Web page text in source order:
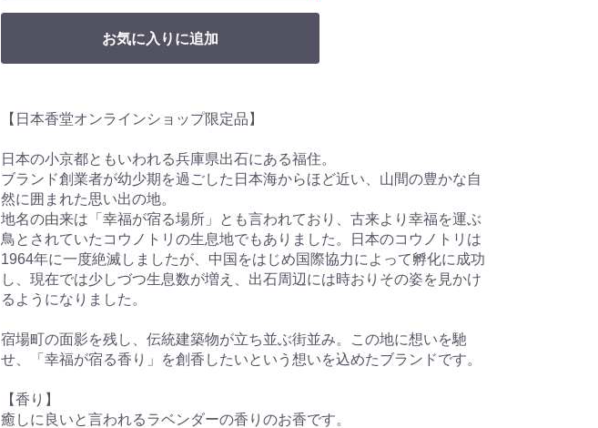
お気に入りに追加
【日本香堂オンラインショップ限定品】
日本の小京都ともいわれる兵庫県出石にある福住。
ブランド創業者が幼少期を過ごした日本海からほど近い、山間の豊かな自
然に囲まれた思い出の地。
地名の由来は「幸福が宿る場所」とも言われており、古来より幸福を運ぶ
鳥とされていたコウノトリの生息地でもありました。日本のコウノトリは
1964年に一度絶滅しましたが、中国をはじめ国際協力によって孵化に成功
し、現在では少しづつ生息数が増え、出石周辺には時おりその姿を見かけ
るようになりました。
宿場町の面影を残し、伝統建築物が立ち並ぶ街並み。この地に想いを馳
せ、「幸福が宿る香り」を創香したいという想いを込めたブランドです。
【香り】
癒しに良いと言われるラベンダーの香りのお香です。